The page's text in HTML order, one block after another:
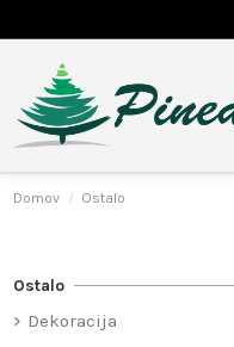
Domov Ostalo
Ostalo
Dekoracija